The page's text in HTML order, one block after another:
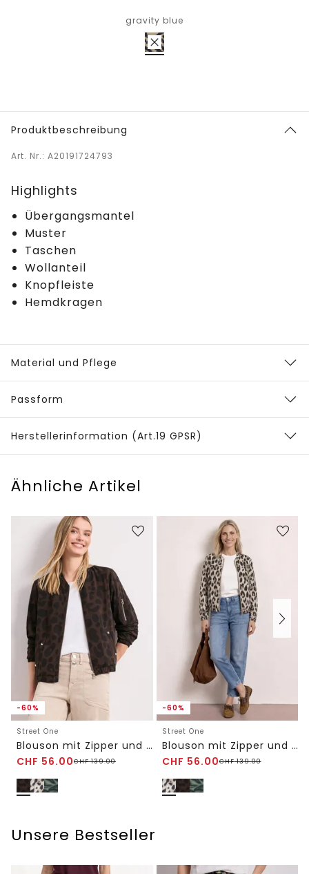
gravity blue
Produktbeschreibung
Art. Nr.: A20191724793
Highlights
Übergangsmantel
Muster
Taschen
Wollanteil
Knopfleiste
Hemdkragen
Material und Pflege
Passform
Herstellerinformation (Art.19 GPSR)
Ähnliche Artikel
-60%
Street One
Blouson mit Zipper und Print
CHF 56.00CHF139.00
-60%
Street One
Blouson mit Zipper und Print
CHF 56.00CHF139.00
Unsere Bestseller